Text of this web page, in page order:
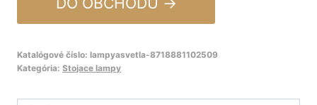
Katalógové číslo: lampyasvetla-8718881102509
Kategória: Stojace lampy